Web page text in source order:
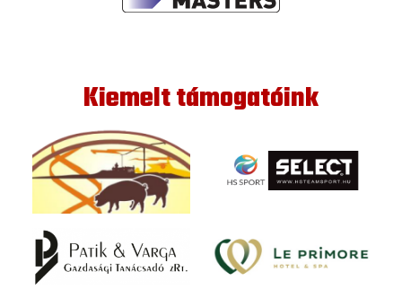
Kiemelt támogatóink